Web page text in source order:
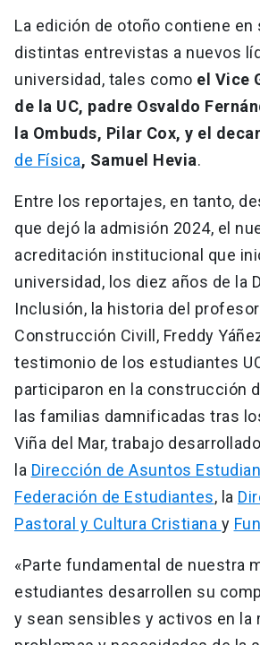
La edición de otoño contiene en
distintas entrevistas a nuevos
universidad, tales como el Vice
de la UC, padre Osvaldo
la Ombuds, Pilar Cox, y el
de Física, Samuel Hevia.
Entre los reportajes, en tanto,
que dejó la admisión 2024, el
acreditación institucional que
universidad, los diez años de la
Inclusión, la historia del
Construcción Civill, Freddy
testimonio de los estudiantes
participaron en la construcción
las familias damnificadas tras
Viña del Mar, trabajo
la Dirección de Asuntos
Federación de Estudiantes, la
Pastoral y Cultura Cristiana y
«Parte fundamental de nuestra
estudiantes desarrollen su
y sean sensibles y activos en la